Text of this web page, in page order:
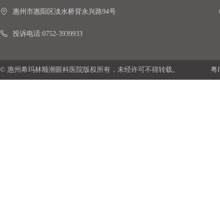
惠州市惠阳区淡水桥背永兴路94号
投诉电话:0752-3939933
© 惠州希玛林顺潮眼科医院版权所有，未经许可不得转载。 粤